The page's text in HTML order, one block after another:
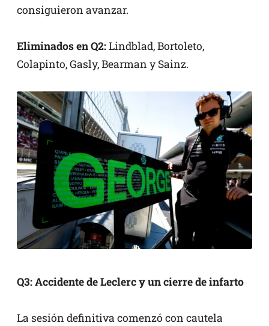
consiguieron avanzar.
Eliminados en Q2:Lindblad, Bortoleto,
Colapinto, Gasly, Bearman y Sainz.
Q3: Accidente de Leclerc y un cierre de infarto
La sesión definitiva comenzó con cautela